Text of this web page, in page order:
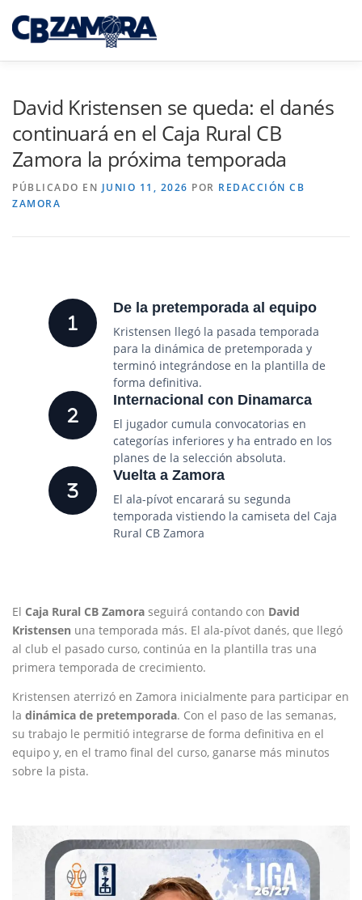
contenido
CAJA RURAL CB ZAMORA
David Kristensen se queda: el danés
continuará en el Caja Rural CB
Zamora la próxima temporada
PÚBLICADO EN JUNIO 11, 2026 POR REDACCIÓN CB
ZAMORA
De la pretemporada al equipo
Kristensen llegó la pasada temporada
para la dinámica de pretemporada y
terminó integrándose en la plantilla de
forma definitiva.
Internacional con Dinamarca
El jugador cumula convocatorias en
categorías inferiores y ha entrado en los
planes de la selección absoluta.
Vuelta a Zamora
El ala-pívot encarará su segunda
temporada vistiendo la camiseta del Caja
Rural CB Zamora
El Caja Rural CB Zamora seguirá contando con David
Kristensen una temporada más. El ala-pívot danés, que llegó
al club el pasado curso, continúa en la plantilla tras una
primera temporada de crecimiento.
Kristensen aterrizó en Zamora inicialmente para participar en
la dinámica de pretemporada. Con el paso de las semanas,
su trabajo le permitió integrarse de forma definitiva en el
equipo y, en el tramo final del curso, ganarse más minutos
sobre la pista.